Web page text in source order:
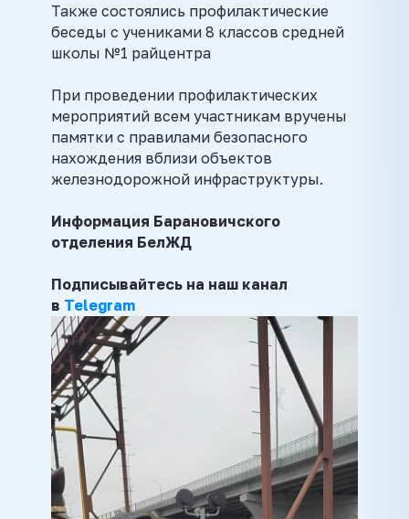
Также состоялись профилактические
беседы с учениками 8 классов средней
школы №1 райцентра
При проведении профилактических
мероприятий всем участникам вручены
памятки с правилами безопасного
нахождения вблизи объектов
железнодорожной инфраструктуры.
Информация Барановичского
отделения БелЖД
Подписывайтесь на наш канал
в Telegram